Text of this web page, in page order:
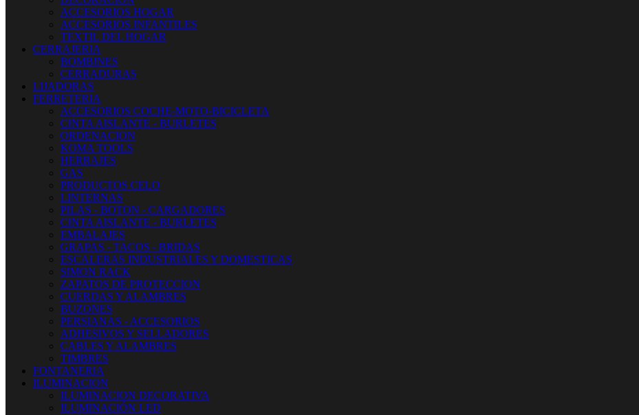
ACCESORIOS HOGAR
ACCESORIOS INFANTILES
TEXTIL DEL HOGAR
CERRAJERIA
BOMBINES
CERRADURAS
LIJADORAS
FERRETERIA
ACCESORIOS COCHE-MOTO-BICICLETA
CINTA AISLANTE - BURLETES
ORDENACION
KOMA TOOLS
HERRAJES
GAS
PRODUCTOS CELO
LINTERNAS
PILAS - BOTON - CARGADORES
CINTA AISLANTE - BURLETES
EMBALAJES
GRAPAS - TACOS - BRIDAS
ESCALERAS INDUSTRIALES Y DOMESTICAS
SIMON RACK
ZAPATOS DE PROTECCION
CUERDAS Y ALAMBRES
BUZONES
PERSIANAS - ACCESORIOS
ADHESIVOS Y SELLADORES
CABLES Y ALAMBRES
TIMBRES
FONTANERIA
ILUMINACION
ILUMINACION DECORATIVA
ILUMINACIÓN LED